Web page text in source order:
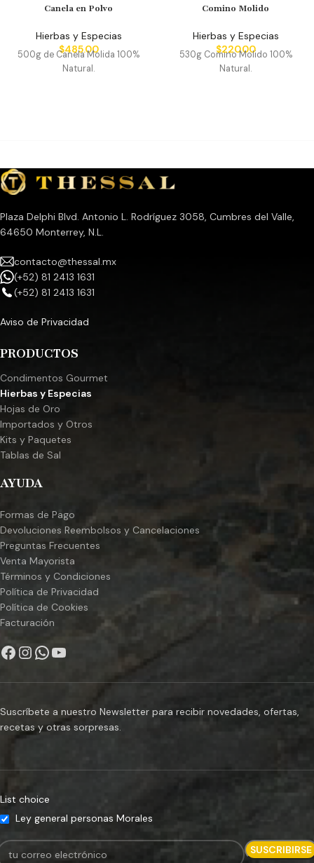
Canela en Polvo
Hierbas y Especias
$485.00
500g de Canela Molida 100%
Natural.
Comino Molido
Hierbas y Especias
$220.00
530g Comino Molido 100%
Natural.
Plaza Delphi Blvd. Antonio L. Rodríguez 3058, Cumbres del Valle,
64650 Monterrey, N.L.
contacto@thessal.mx
(+52) 81 2413 1631
(+52) 81 2413 1631
Aviso de Privacidad
PRODUCTOS
Condimentos Gourmet
Hierbas y Especias
Hojas de Oro
Importados y Otros
Kits y Paquetes
Tablas de Sal
AYUDA
Formas de Pago
Devoluciones Reembolsos y Cancelaciones
Preguntas Frecuentes
Venta Mayorista
Términos y Condiciones
Política de Privacidad
Política de Cookies
Facturación
Suscríbete a nuestro Newsletter para recibir novedades, ofertas,
recetas y otras sorpresas.
List choice
Ley general personas Morales